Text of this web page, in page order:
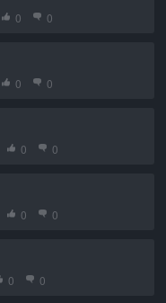
0 0
0 0
0 0
0 0
0 0